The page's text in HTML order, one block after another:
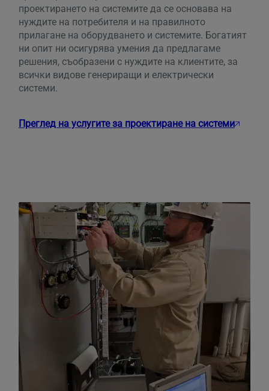
проектирането на системите да се основава на
нуждите на потребителя и на правилното
прилагане на оборудването и системите. Богатият
ни опит ни осигурява умения да предлагаме
решения, съобразени с нуждите на клиентите, за
всички видове генериращи и електрически
системи.
Преглед на услугите за проектиране на системи